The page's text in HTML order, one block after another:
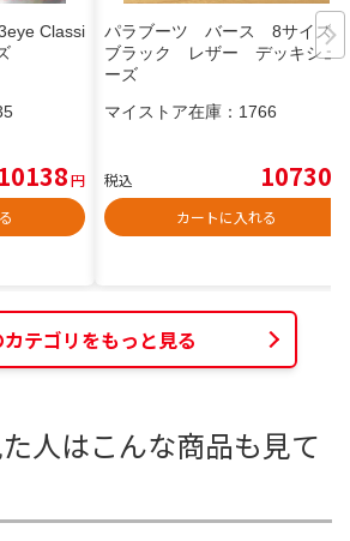
Classi
10138円
パラブーツ バース 8サイズ
ブラック レザー デッキシュ
ーズ
マイストア在庫： 1766
税込 10730
カートに入れる
カテゴリをもっと見る
人はこんな商品も見て